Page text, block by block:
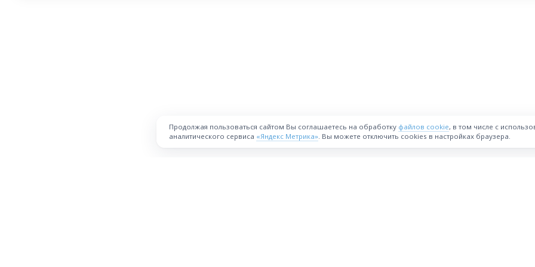
Продолжая пользоваться сайтом Вы соглашаетесь на обработку файлов cookie, в том числе с
аналитического сервиса «Яндекс Метрика». Вы можете отключить cookies в настройках браузера.